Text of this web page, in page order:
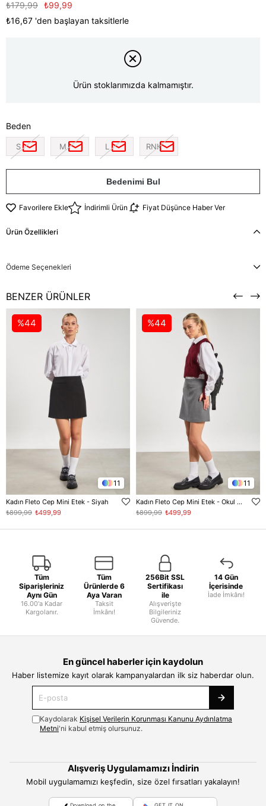
₺179,99 ₺99,99
₺16,67 'den başlayan taksitlerle
Ürün stoklarımızda kalmamıştır.
Beden
S M L RNK
Bedenimi Bul
Favorilere Ekle İndirimli Ürün Fiyat Düşünce Haber Ver
Ürün Özellikleri
Ödeme Seçenekleri
BENZER ÜRÜNLER
11
Kadın Fleto Cep Mini Etek - Siyah
₺499,99
₺899,99
%44
11
Kadın Fleto Cep Mini Etek - Okul Gri
₺499,99
₺899,99
%44
Tüm
Siparişleriniz
Aynı Gün
16.00'a Kadar
Kargolanır.
Tüm
Ürünlerde 6
Aya Varan
Taksit
İmkânı!
256Bit SSL
Sertifikası
ile
Alışverişte
Bilgileriniz
Güvende.
14 Gün
İçerisinde
İade İmkânı!
En güncel haberler için kaydolun
Haber listemize kayıt olarak kampanyalardan ilk siz haberdar olun.
Kaydolarak Kişisel Verilerin Korunması Kanunu Aydınlatma
Metni'ni kabul etmiş olursunuz.
Alışveriş Uygulamamızı İndirin
Mobil uygulamamızı keşfedin, size özel fırsatları yakalayın!